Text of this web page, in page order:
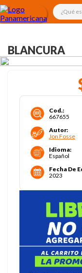
¿Qué
BLANCURA
Cod.:
667655
Autor:
Jon Fosse
Idioma:
Español
Fecha De
2023